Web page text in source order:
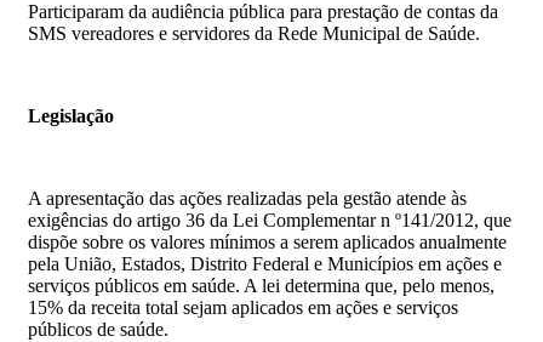
Participaram da audiência pública para prestação de contas da
SMS vereadores e servidores da Rede Municipal de Saúde.
Legislação
A apresentação das ações realizadas pela gestão atende às
exigências do artigo 36 da Lei Complementar n º141/2012, que
dispõe sobre os valores mínimos a serem aplicados anualmente
pela União, Estados, Distrito Federal e Municípios em ações e
serviços públicos em saúde. A lei determina que, pelo menos,
15% da receita total sejam aplicados em ações e serviços
públicos de saúde.